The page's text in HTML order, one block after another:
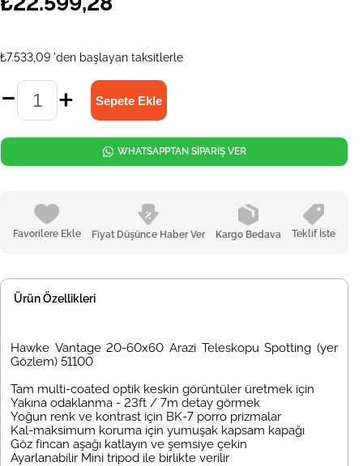
₺7.533,09 'den başlayan taksitlerle
Favorilere Ekle Fiyat Düşünce Haber Ver Kargo Bedava Teklif İste
WHATSAPPTAN SİPARİŞ VER
Ürün Özellikleri
Hawke Vantage 20-60x60 Arazi Teleskopu Spotting (yer
Gözlem) 51100
Tam multi-coated optik keskin görüntüler üretmek için
Yakına odaklanma - 23ft / 7m detay görmek
Yoğun renk ve kontrast için BK-7 porro prizmalar
Kal-maksimum koruma için yumuşak kapsam kapağı
Göz fincan aşağı katlayın ve şemsiye çekin
Ayarlanabilir Mini tripod ile birlikte verilir